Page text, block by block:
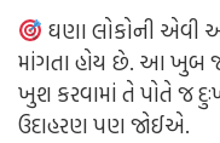
ઘણા લોકોની એવી
માંગતા હોય છે. આ ખુબ
ખુશ કરવામાં તે પોતે જ
ઉદાહરણ પણ જોઈએ.